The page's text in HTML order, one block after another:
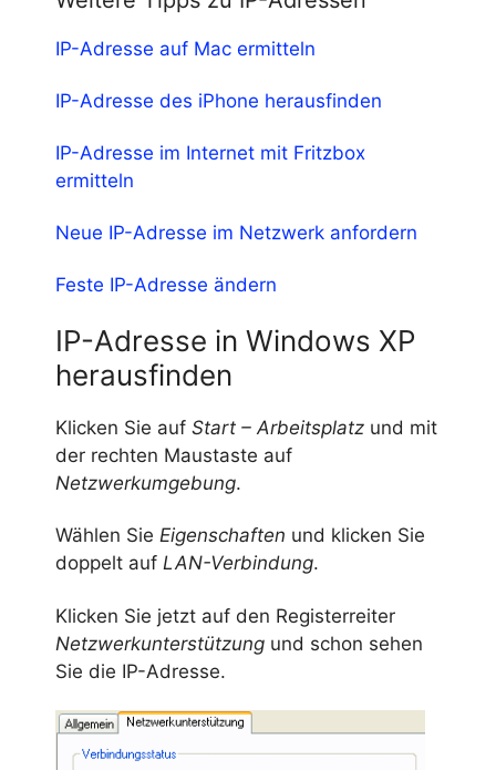
IP-Adresse auf Mac ermitteln
IP-Adresse des iPhone herausfinden
IP-Adresse im Internet mit Fritzbox
ermitteln
Neue IP-Adresse im Netzwerk anfordern
Feste IP-Adresse ändern
IP-Adresse in Windows XP
herausfinden
Klicken Sie auf Start – Arbeitsplatz und mit
der rechten Maustaste auf
Netzwerkumgebung.
Wählen Sie Eigenschaften und klicken Sie
doppelt auf LAN-Verbindung.
Klicken Sie jetzt auf den Registerreiter
Netzwerkunterstützung und schon sehen
Sie die IP-Adresse.